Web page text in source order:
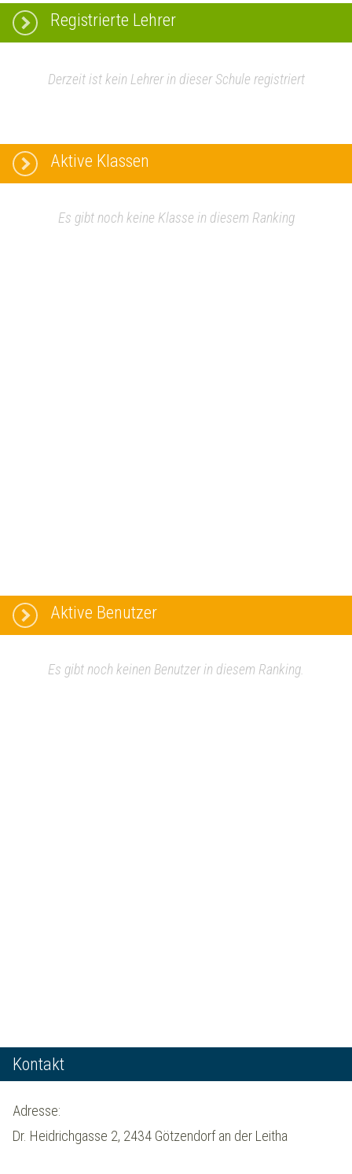
Registrierte Lehrer
Derzeit ist kein Lehrer in dieser Schule registriert
Aktive Klassen
Es gibt noch keine Klasse in diesem Ranking
Aktive Benutzer
Es gibt noch keinen Benutzer in diesem Ranking.
Kontakt
Adresse:
Dr. Heidrichgasse 2, 2434 Götzendorf an der Leitha